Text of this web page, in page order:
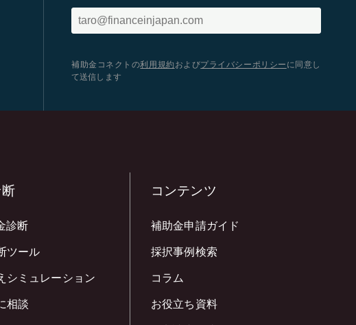
補助金コネクトの利用規約 およびプライバシーポリシー に同意し
て送信します
診断
ツール
シミュレーション
相談
コンテンツ
補助金申請ガイド
採択事例検索
コラム
お役立ち資料